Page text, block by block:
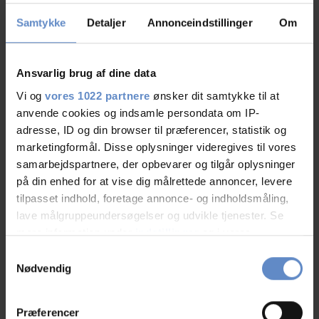
Samtykke Detaljer Annonceindstillinger Om
Ansvarlig brug af dine data
Vi og vores 1022 partnere ønsker dit samtykke til at
anvende cookies og indsamle persondata om IP-
adresse, ID og din browser til præferencer, statistik og
marketingformål. Disse oplysninger videregives til vores
samarbejdspartnere, der opbevarer og tilgår oplysninger
på din enhed for at vise dig målrettede annoncer, levere
tilpasset indhold, foretage annonce- og indholdsmåling,
lave målgruppeundersøgelser og udvikle tjenester. Se
mere information underindstillingerog i vores
tilbage eller ændre indstillinger fra vores
"Cookiedeklaration", eller ved at trykke på "Privacy
Nødvendig
Præferencer
Café
Gæstekøkken
Handicap venligt
Indendørs legeområde
Tv-stue